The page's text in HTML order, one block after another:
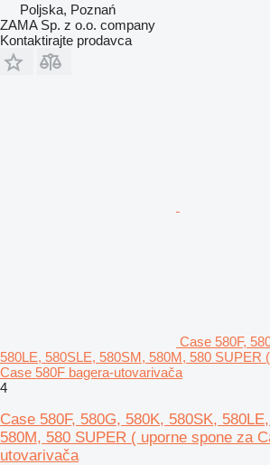
Poljska, Poznań
ZAMA Sp. z o.o. company
Kontaktirajte prodavca
Case 580F,
580LE, 580SLE, 580SM, 580M, 580 SUPER
Case 580F bagerа-utovarivačа
4
Case 580F, 580G, 580K, 580SK,
580M, 580 SUPER ( uporne spone za
utovarivača